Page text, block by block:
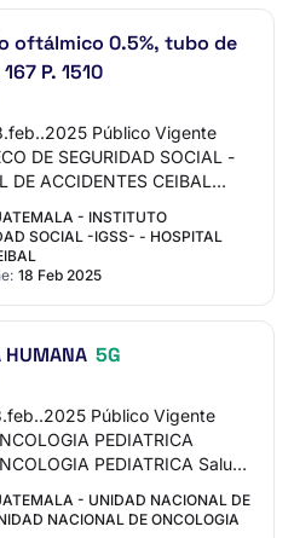
oftálmico 0.5%, tubo de
167 P. 1510
Público Vigente
DE SEGURIDAD SOCIAL -
DE ACCIDENTES CEIBAL
- INSTITUTO
SOCIAL -IGSS- - HOSPITAL
18 Feb 2025
HUMANA 5G
Público Vigente
PEDIATRICA
PEDIATRICA Salud
- UNIDAD NACIONAL DE
NACIONAL DE ONCOLOGIA